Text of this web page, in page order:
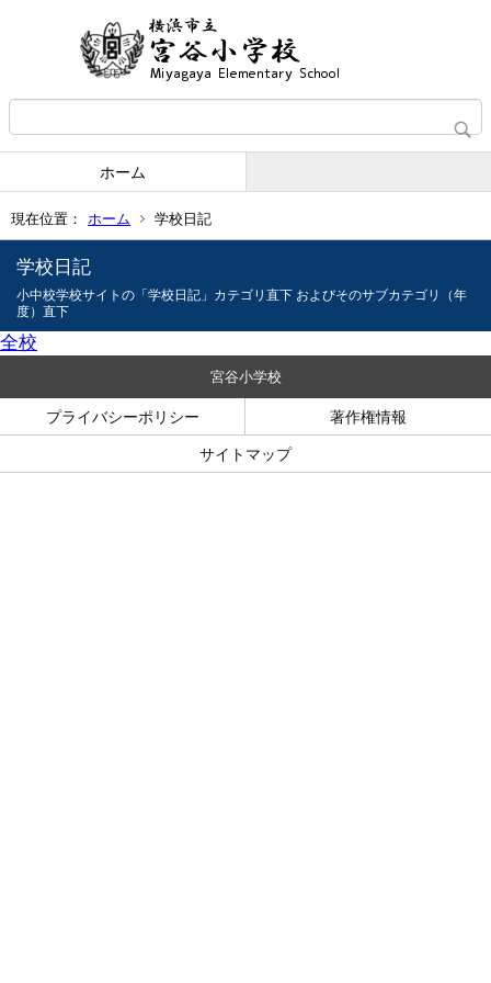
ホーム
現在位置： ホーム 学校日記
学校日記
小中校学校サイトの「学校日記」カテゴリ直下 およびそのサブカテゴリ（年
度）直下
全校
宮谷小学校
プライバシーポリシー 著作権情報
サイトマップ